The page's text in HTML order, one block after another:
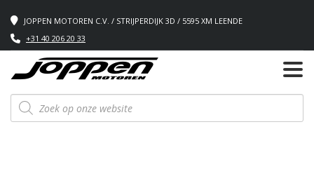
JOPPEN MOTOREN C.V. / STRIJPERDIJK 3D / 5595 XM LEENDE
+31 40 206 20 33
Producten
zoeken